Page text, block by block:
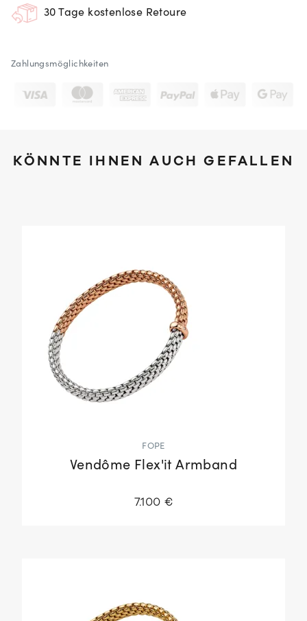
30 Tage kostenlose Retoure
Zahlungsmöglichkeiten
KÖNNTE IHNEN AUCH GEFALLEN
FOPE
Vendôme Flex'it Armband
7.100 €